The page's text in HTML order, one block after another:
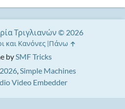
bySMF Tricks
,Simple Machines
Video Embedder
Τριγλιανών © 2026
και Κανόνες Πάνω